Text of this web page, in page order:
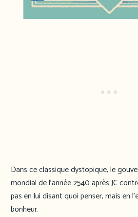
Dans ce classique dystopique, le
mondial de l’année 2540 après JC
pas en lui disant quoi penser, mais en
bonheur.